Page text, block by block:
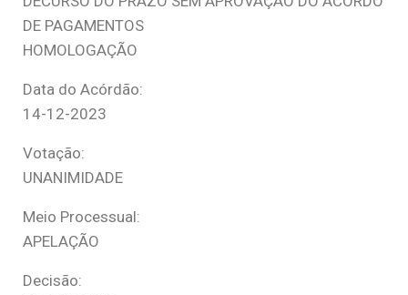
DE PAGAMENTOS
HOMOLOGAÇÃO
Data do Acórdão:
14-12-2023
Votação:
UNANIMIDADE
Meio Processual:
APELAÇÃO
Decisão: